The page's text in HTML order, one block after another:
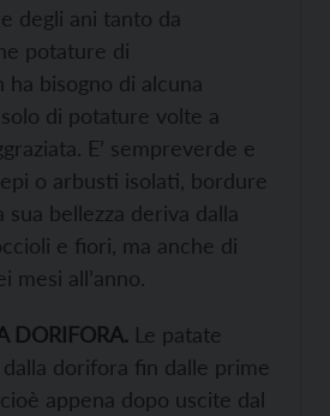
degli ani tanto da
potature di
bisogno di alcuna
di potature volte a
E’ sempreverde e
o arbusti isolati, bordure
bellezza deriva dalla
e fiori, ma anche di
mesi all’anno.
DORIFORA. Le patate
dorifora fin dalle prime
appena dopo uscite dal